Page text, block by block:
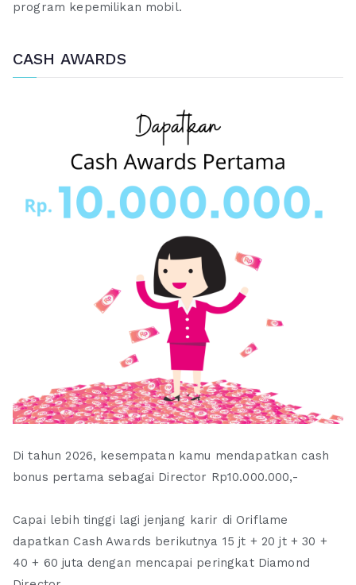
program kepemilikan mobil.
CASH AWARDS
Di tahun 2026, kesempatan kamu mendapatkan cash
bonus pertama sebagai Director Rp10.000.000,-
Capai lebih tinggi lagi jenjang karir di Oriflame
dapatkan Cash Awards berikutnya 15 jt + 20 jt + 30 +
40 + 60 juta dengan mencapai peringkat Diamond